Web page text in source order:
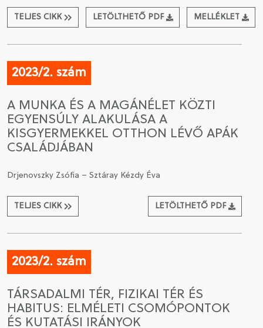
TELJES CIKK LETÖLTHETŐ PDF MELLÉKLET
2023/2. szám
A MUNKA ÉS A MAGÁNÉLET KÖZTI
EGYENSÚLY ALAKULÁSA A
KISGYERMEKKEL OTTHON LÉVŐ APÁK
CSALÁDJÁBAN
Drjenovszky Zsófia – Sztáray Kézdy Éva
TELJES CIKK LETÖLTHETŐ PDF
2023/2. szám
TÁRSADALMI TÉR, FIZIKAI TÉR ÉS
HABITUS: ELMÉLETI CSOMÓPONTOK
ÉS KUTATÁSI IRÁNYOK